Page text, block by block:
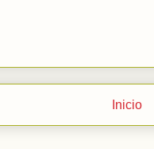
Inicio